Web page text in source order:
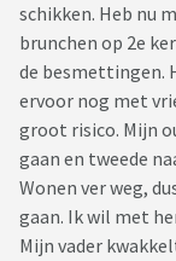
schikken. Heb nu
brunchen op 2e
de besmettingen.
ervoor nog met
groot risico. Mijn
gaan en tweede
Wonen ver weg,
gaan. Ik wil met
Mijn vader